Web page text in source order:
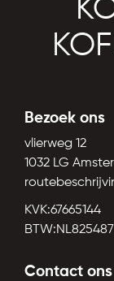
Bezoek ons
vlierweg 12
1032 LG
KVK:67665144
Contact ons